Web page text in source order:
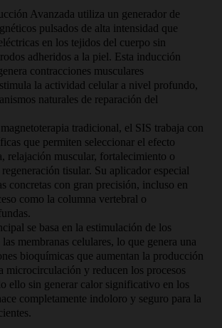
Avanzada utiliza un generador de
pulsados de alta intensidad que
en los tejidos del cuerpo sin
adheridos a la piel. Esta inducción
contracciones musculares
la actividad celular a nivel profundo,
naturales de reparación del
tradicional, el SIS trabaja con
que permiten seleccionar el efecto
relajación muscular, fortalecimiento o
tisular. Su aplicador especial
concretas con gran precisión, incluso en
como la columna vertebral o
se basa en la estimulación de los
membranas celulares, lo que genera una
bioquímicas que aumentan la producción
microcirculación y reducen los procesos
ello sin generar calor significativo en los
completamente indoloro y seguro para la